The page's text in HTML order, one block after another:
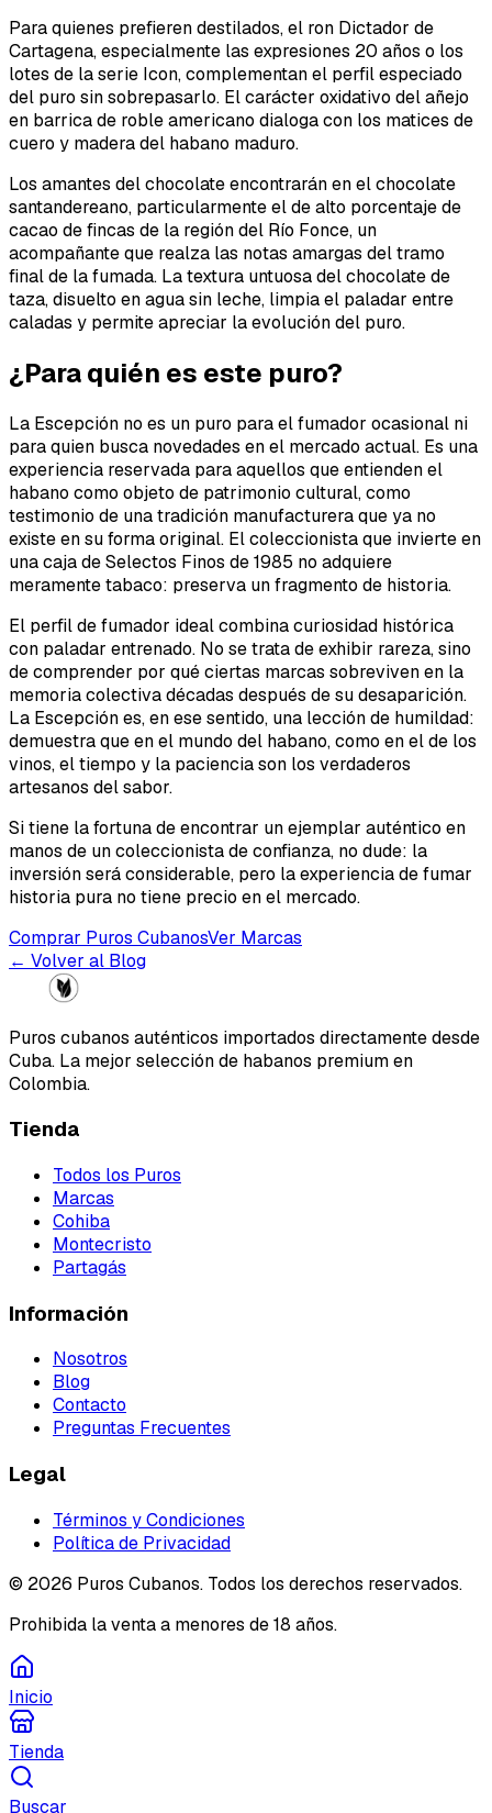
Para quienes prefieren destilados, el ron Dictador de
Cartagena, especialmente las expresiones 20 años o los
lotes de la serie Icon, complementan el perfil especiado
del puro sin sobrepasarlo. El carácter oxidativo del añejo
en barrica de roble americano dialoga con los matices de
cuero y madera del habano maduro.
Los amantes del chocolate encontrarán en el chocolate
santandereano, particularmente el de alto porcentaje de
cacao de fincas de la región del Río Fonce, un
acompañante que realza las notas amargas del tramo
final de la fumada. La textura untuosa del chocolate de
taza, disuelto en agua sin leche, limpia el paladar entre
caladas y permite apreciar la evolución del puro.
¿Para quién es este puro?
La Escepción no es un puro para el fumador ocasional ni
para quien busca novedades en el mercado actual. Es una
experiencia reservada para aquellos que entienden el
habano como objeto de patrimonio cultural, como
testimonio de una tradición manufacturera que ya no
existe en su forma original. El coleccionista que invierte en
una caja de Selectos Finos de 1985 no adquiere
meramente tabaco: preserva un fragmento de historia.
El perfil de fumador ideal combina curiosidad histórica
con paladar entrenado. No se trata de exhibir rareza, sino
de comprender por qué ciertas marcas sobreviven en la
memoria colectiva décadas después de su desaparición.
La Escepción es, en ese sentido, una lección de humildad:
demuestra que en el mundo del habano, como en el de los
vinos, el tiempo y la paciencia son los verdaderos
artesanos del sabor.
Si tiene la fortuna de encontrar un ejemplar auténtico en
manos de un coleccionista de confianza, no dude: la
inversión será considerable, pero la experiencia de fumar
historia pura no tiene precio en el mercado.
Comprar Puros CubanosVer Marcas
← Volver al Blog
Puros cubanos auténticos importados directamente desde
Cuba. La mejor selección de habanos premium en
Colombia.
Tienda
Todos los Puros
Marcas
Cohiba
Montecristo
Partagás
Información
Nosotros
Blog
Contacto
Preguntas Frecuentes
Legal
Términos y Condiciones
Política de Privacidad
© 2026 Puros Cubanos. Todos los derechos reservados.
Prohibida la venta a menores de 18 años.
Inicio
Tienda
Buscar